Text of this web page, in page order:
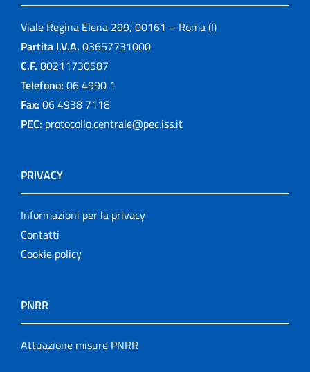
Viale Regina Elena 299, 00161 – Roma (I)
Partita I.V.A. 03657731000
C.F. 80211730587
Telefono: 06 4990 1
Fax: 06 4938 7118
PEC: protocollo.centrale@pec.iss.it
PRIVACY
Informazioni per la privacy
Contatti
Cookie policy
PNRR
Attuazione misure PNRR